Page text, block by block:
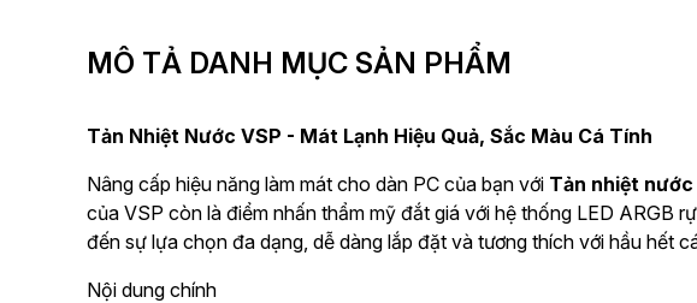
MÔ TẢ DANH MỤC SẢN PHẨM
Tản Nhiệt Nước VSP - Mát Lạnh Hiệu Quả, Sắc Màu Cá Tính
Nâng cấp hiệu năng làm mát cho dàn PC của bạn với Tản nhiệt nước
của VSP còn là điểm nhấn thẩm mỹ đắt giá với hệ thống LED ARGB
đến sự lựa chọn đa dạng, dễ dàng lắp đặt và tương thích với hầu hết
Nội dung chính